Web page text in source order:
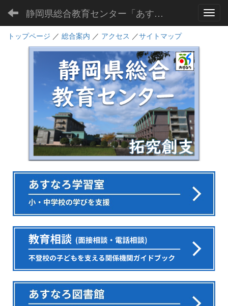
静岡県総合教育センター「あすなろ」
トップページ ／ 総合案内 ／ アクセス ／サイトマップ